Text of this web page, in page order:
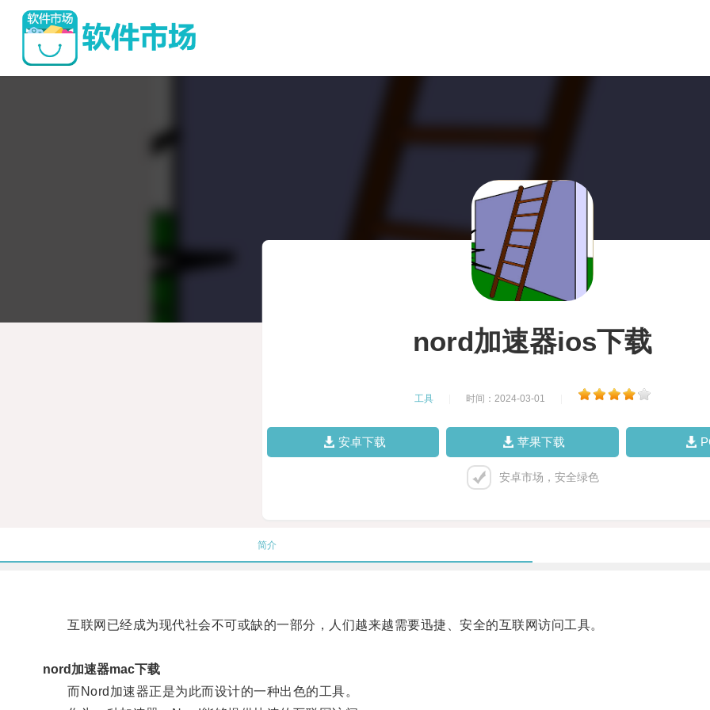
nord加速器ios下载
工具 时间：2024-03-01
安卓下载 苹果下载
安卓市场，安全绿色
简介
互联网已经成为现代社会不可或缺的一部分，人们越来越需要迅捷、安全的互联网访问工具。
nord加速器mac下载
而Nord加速器正是为此而设计的一种出色的工具。